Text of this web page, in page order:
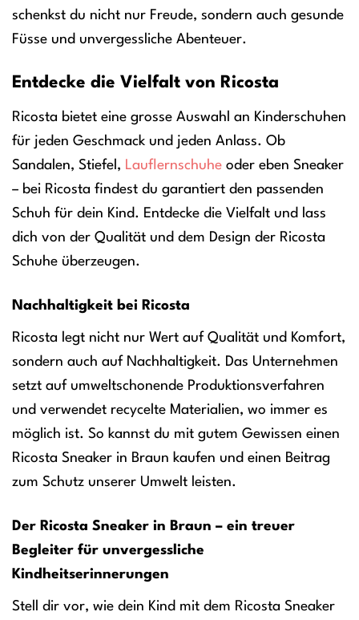
schenkst du nicht nur Freude, sondern auch gesunde
Füsse und unvergessliche Abenteuer.
Entdecke die Vielfalt von Ricosta
Ricosta bietet eine grosse Auswahl an Kinderschuhen
für jeden Geschmack und jeden Anlass. Ob
Sandalen, Stiefel, Lauflernschuhe oder eben Sneaker
– bei Ricosta findest du garantiert den passenden
Schuh für dein Kind. Entdecke die Vielfalt und lass
dich von der Qualität und dem Design der Ricosta
Schuhe überzeugen.
Nachhaltigkeit bei Ricosta
Ricosta legt nicht nur Wert auf Qualität und Komfort,
sondern auch auf Nachhaltigkeit. Das Unternehmen
setzt auf umweltschonende Produktionsverfahren
und verwendet recycelte Materialien, wo immer es
möglich ist. So kannst du mit gutem Gewissen einen
Ricosta Sneaker in Braun kaufen und einen Beitrag
zum Schutz unserer Umwelt leisten.
Der Ricosta Sneaker in Braun – ein treuer
Begleiter für unvergessliche
Kindheitserinnerungen
Stell dir vor, wie dein Kind mit dem Ricosta Sneaker